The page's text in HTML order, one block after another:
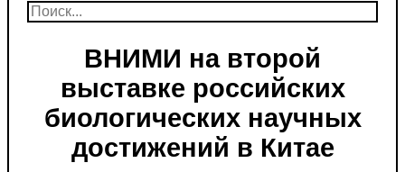
ВНИМИ на второй
выставке российских
биологических научных
достижений в Китае